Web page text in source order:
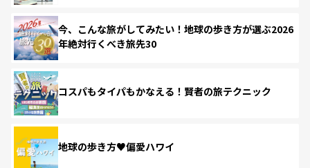
今、こんな旅がしてみたい！地球の歩き方が選ぶ2026
年絶対行くべき旅先30
コスパもタイパもかなえる！賢者の旅テクニック
地球の歩き方♥偏愛ハワイ